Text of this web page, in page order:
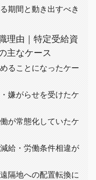
期間と動き出すべき
理由｜特定受給資
主なケース
ることになったケー
嫌がらせを受けたケ
が常態化していたケ
給・労働条件相違が
隔地への配置転換に